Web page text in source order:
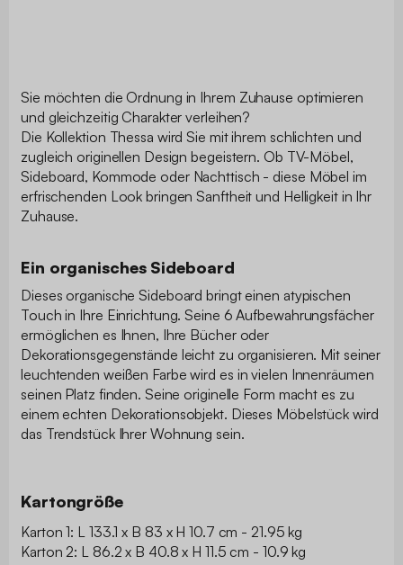
Sie möchten die Ordnung in Ihrem Zuhause optimieren
und gleichzeitig Charakter verleihen?
Die Kollektion Thessa wird Sie mit ihrem schlichten und
zugleich originellen Design begeistern. Ob TV-Möbel,
Sideboard, Kommode oder Nachttisch - diese Möbel im
erfrischenden Look bringen Sanftheit und Helligkeit in Ihr
Zuhause.
Ein organisches Sideboard
Dieses organische Sideboard bringt einen atypischen
Touch in Ihre Einrichtung. Seine 6 Aufbewahrungsfächer
ermöglichen es Ihnen, Ihre Bücher oder
Dekorationsgegenstände leicht zu organisieren. Mit seiner
leuchtenden weißen Farbe wird es in vielen Innenräumen
seinen Platz finden. Seine originelle Form macht es zu
einem echten Dekorationsobjekt. Dieses Möbelstück wird
das Trendstück Ihrer Wohnung sein.
Kartongröße
Karton 1: L 133.1 x B 83 x H 10.7 cm - 21.95 kg
Karton 2: L 86.2 x B 40.8 x H 11.5 cm - 10.9 kg